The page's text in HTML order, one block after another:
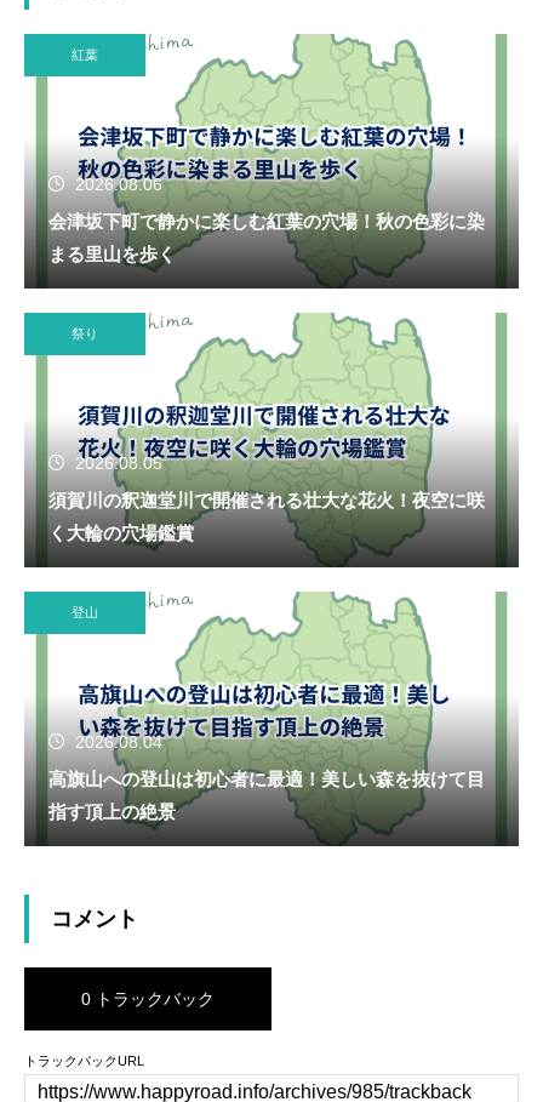
紅葉
2026.08.06
会津坂下町で静かに楽しむ紅葉の穴場！秋の色彩に染
まる里山を歩く
祭り
2026.08.05
須賀川の釈迦堂川で開催される壮大な花火！夜空に咲
く大輪の穴場鑑賞
登山
2026.08.04
高旗山への登山は初心者に最適！美しい森を抜けて目
指す頂上の絶景
コメント
0 トラックバック
トラックバックURL